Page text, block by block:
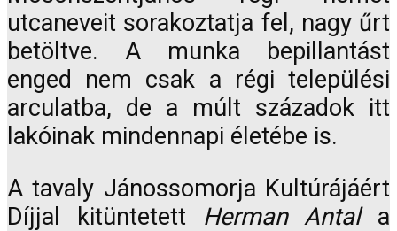
utcaneveit sorakoztatja fel, nagy űrt
betöltve. A munka bepillantást
enged nem csak a régi települési
arculatba, de a múlt századok itt
lakóinak mindennapi életébe is.
A tavaly Jánossomorja Kultúrájáért
Díjjal kitüntetett Herman Antala